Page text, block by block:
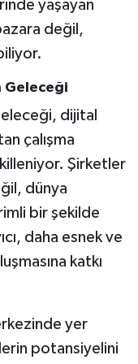
yaşayan
değil,
Geleceği
dijital
çalışma
Şirketler
dünya
bir şekilde
daha esnek ve
katkı
yer
potansiyelini